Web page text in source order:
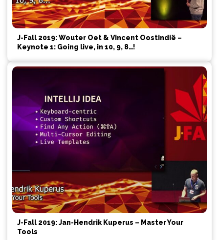
J-Fall 2019: Wouter Oet & Vincent Oostindië –
Keynote 1: Going live, in 10, 9, 8…!
J-Fall 2019: Jan-Hendrik Kuperus – Master Your
Tools